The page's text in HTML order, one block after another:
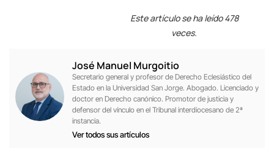
Este artículo se ha leído 478
veces.
José Manuel Murgoitio
Secretario general y profesor de Derecho Eclesiástico del
Estado en la Universidad San Jorge. Abogado. Licenciado y
doctor en Derecho canónico. Promotor de justicia y
defensor del vínculo en el Tribunal interdiocesano de 2ª
instancia.
Ver todos sus artículos